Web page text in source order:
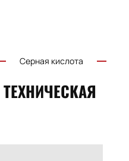
Серная кислота